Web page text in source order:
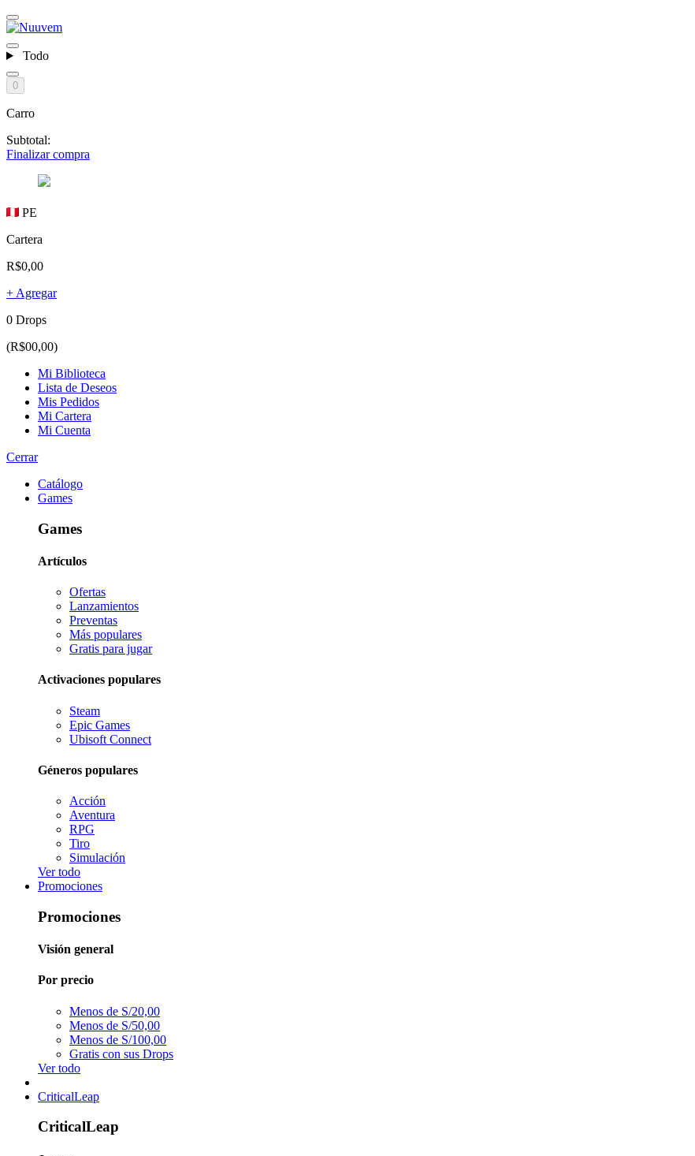
Todo
0
Carro
Subtotal:
Finalizar compra
PE
Cartera
R$0,00
+ Agregar
0 Drops
(R$00,00)
Mi Biblioteca
Lista de Deseos
Mis Pedidos
Mi Cartera
Mi Cuenta
Cerrar
Catálogo
Games
Games
Artículos
Ofertas
Lanzamientos
Preventas
Más populares
Gratis para jugar
Activaciones populares
Steam
Epic Games
Ubisoft Connect
Géneros populares
Acción
Aventura
RPG
Tiro
Simulación
Ver todo
Promociones
Promociones
Visión general
Por precio
Menos de S/20,00
Menos de S/50,00
Menos de S/100,00
Gratis con sus Drops
Ver todo
CriticalLeap
CriticalLeap